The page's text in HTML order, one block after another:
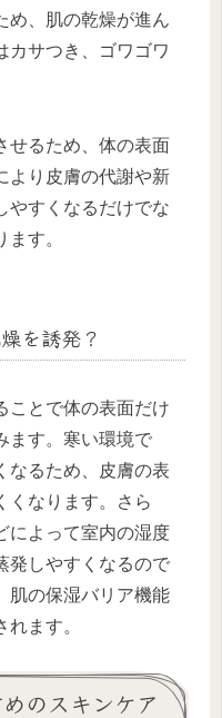
め、肌の乾燥が進ん
カサつき、ゴワゴワ
せるため、体の表面
より皮膚の代謝や新
やすくなるだけでな
す。
を誘発？
ことで体の表面だけ
ます。寒い環境で
なるため、皮膚の表
くなります。さら
によって室内の湿度
発しやすくなるので
肌の保湿バリア機能
ます。
のスキンケア